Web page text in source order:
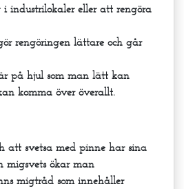
i industrilokaler eller att rengöra
rengöringen lättare och går
på hjul som man lätt kan
komma över överallt.
att svetsa med pinne har sina
migsvets ökar man
migtråd som innehåller